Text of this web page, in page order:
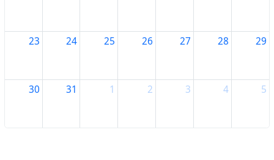
23 24 25 26 27 28 29
30 31 1 2 3 4 5